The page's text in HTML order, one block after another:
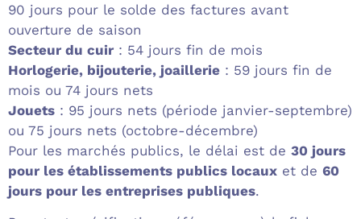
90 jours pour le solde des factures avant
ouverture de saison
Secteur du cuir : 54 jours fin de mois
Horlogerie, bijouterie, joaillerie : 59 jours fin de
mois ou 74 jours nets
Jouets : 95 jours nets (période janvier-septembre)
ou 75 jours nets (octobre-décembre)
Pour les marchés publics, le délai est de 30 jours
pour les établissements publics locaux et de 60
jours pour les entreprises publiques.